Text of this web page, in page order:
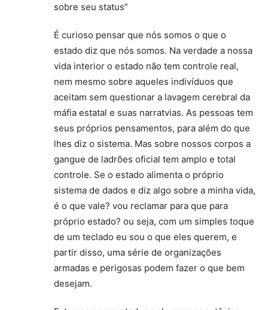
sobre seu status”
É curioso pensar que nós somos o que o
estado diz que nós somos. Na verdade a nossa
vida interior o estado não tem controle real,
nem mesmo sobre aqueles indivíduos que
aceitam sem questionar a lavagem cerebral da
máfia estatal e suas narratvias. As pessoas tem
seus próprios pensamentos, para além do que
lhes diz o sistema. Mas sobre nossos corpos a
gangue de ladrões oficial tem amplo e total
controle. Se o estado alimenta o próprio
sistema de dados e diz algo sobre a minha vida,
é o que vale? vou reclamar para que para
próprio estado? ou seja, com um simples toque
de um teclado eu sou o que eles querem, e
partir disso, uma série de organizações
armadas e perigosas podem fazer o que bem
desejam.